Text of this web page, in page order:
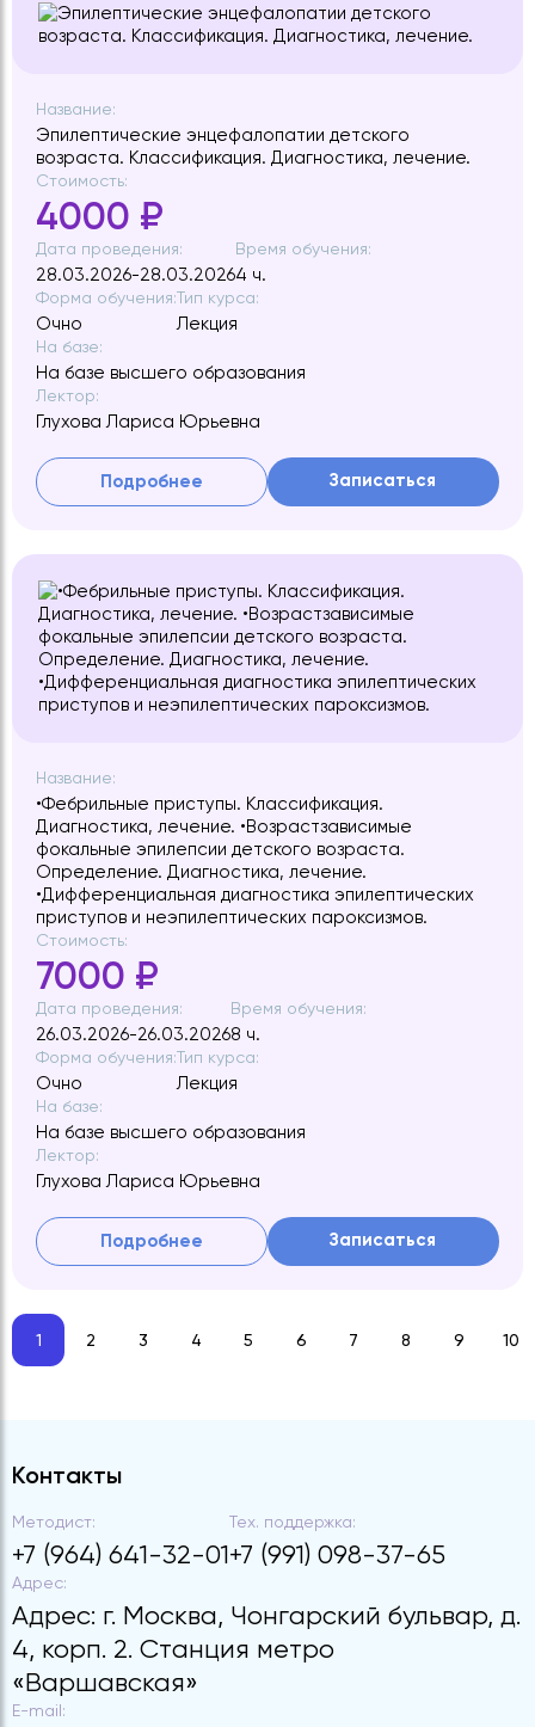
Название:
Эпилептические энцефалопатии детского
возраста. Классификация. Диагностика, лечение.
Стоимость:
4000 ₽
Дата проведения:
28.03.2026-28.03.2026
Время обучения:
4 ч.
Форма обучения:
Очно
Тип курса:
Лекция
На базе:
На базе высшего образования
Лектор:
Глухова Лариса Юрьевна
Подробнее Записаться
Название:
•Фебрильные приступы. Классификация.
Диагностика, лечение. •Возрастзависимые
фокальные эпилепсии детского возраста.
Определение. Диагностика, лечение.
•Дифференциальная диагностика эпилептических
приступов и неэпилептических пароксизмов.
Стоимость:
7000 ₽
Дата проведения:
26.03.2026-26.03.2026
Время обучения:
8 ч.
Форма обучения:
Очно
Тип курса:
Лекция
На базе:
На базе высшего образования
Лектор:
Глухова Лариса Юрьевна
Подробнее Записаться
1 2 3 4 5 6 7 8 9 10
Контакты
Методист:
+7 (964) 641-32-01
Тех. поддержка:
+7 (991) 098-37-65
Адрес:
Адрес: г. Москва, Чонгарский бульвар, д.
4, корп. 2. Станция метро
«Варшавская»
E-mail: